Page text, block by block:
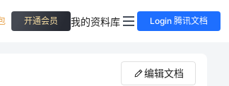
开通会员 我的资料库 Login 腾讯文档
编辑文档